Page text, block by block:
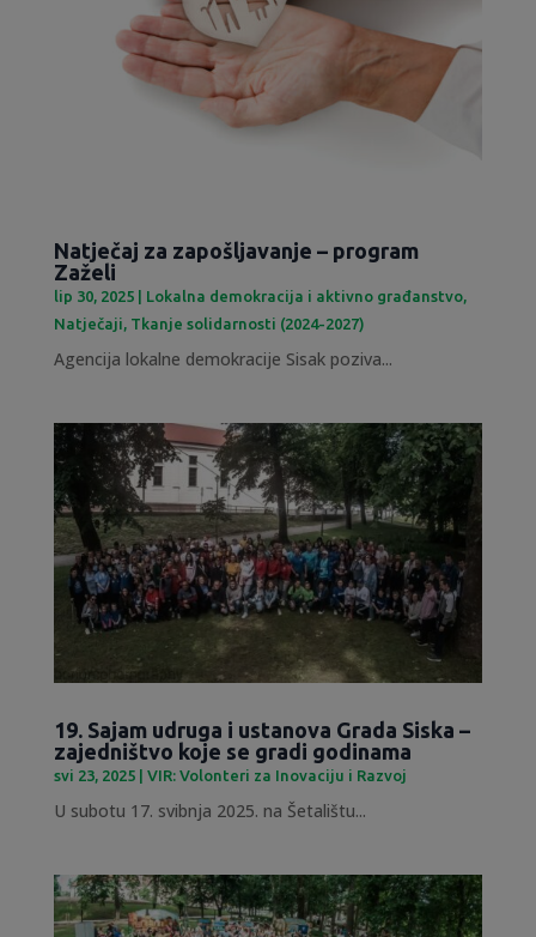
Natječaj za zapošljavanje – program
Zaželi
lip 30, 2025| Lokalna demokracija i aktivno građanstvo,
Natječaji, Tkanje solidarnosti (2024-2027)
Agencija lokalne demokracije Sisak poziva...
19. Sajam udruga i ustanova Grada Siska –
zajedništvo koje se gradi godinama
svi 23, 2025| VIR: Volonteri za Inovaciju i Razvoj
U subotu 17. svibnja 2025. na Šetalištu...